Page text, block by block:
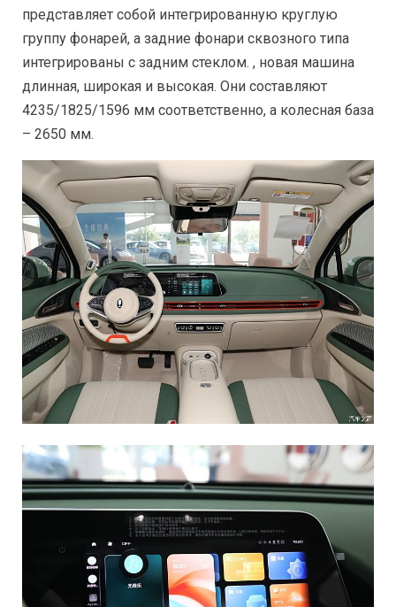
представляет собой интегрированную круглую
группу фонарей, а задние фонари сквозного типа
интегрированы с задним стеклом. , новая машина
длинная, широкая и высокая. Они составляют
4235/1825/1596 мм соответственно, а колесная база
– 2650 мм.